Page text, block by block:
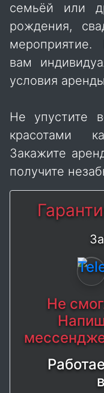
семьёй или
рождения,
вам
условия
Не упустите
красотами
Закажите
получите
Не